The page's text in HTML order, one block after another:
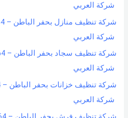
شركة العربي
شركة العربي
شركة العربي
شركة العربي